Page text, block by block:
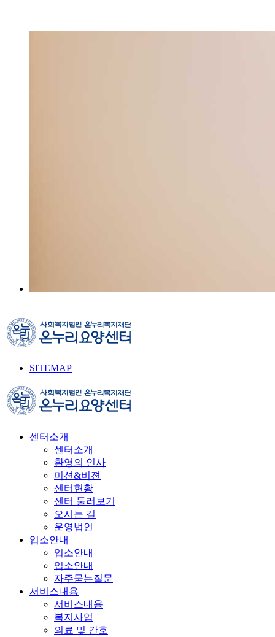
SITEMAP
센터소개
센터소개
환영의 인사
미션&비젼
센터현황
센터 둘러보기
오시는 길
운영법인
입소안내
입소안내
입소안내
자주묻는질문
서비스내용
서비스내용
복지사업
의료 및 간호